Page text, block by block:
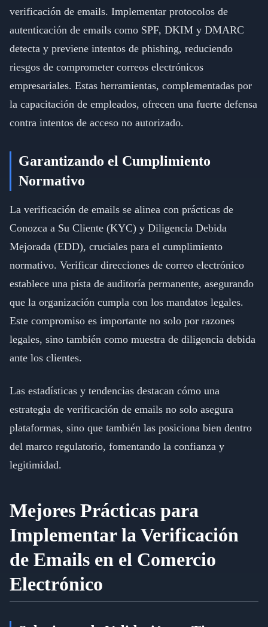
verificación de emails. Implementar protocolos de
autenticación de emails como SPF, DKIM y DMARC
detecta y previene intentos de phishing, reduciendo
riesgos de comprometer correos electrónicos
empresariales. Estas herramientas, complementadas por
la capacitación de empleados, ofrecen una fuerte defensa
contra intentos de acceso no autorizado.
Garantizando el Cumplimiento
Normativo
La verificación de emails se alinea con prácticas de
Conozca a Su Cliente (KYC) y Diligencia Debida
Mejorada (EDD), cruciales para el cumplimiento
normativo. Verificar direcciones de correo electrónico
establece una pista de auditoría permanente, asegurando
que la organización cumpla con los mandatos legales.
Este compromiso es importante no solo por razones
legales, sino también como muestra de diligencia debida
ante los clientes.
Las estadísticas y tendencias destacan cómo una
estrategia de verificación de emails no solo asegura
plataformas, sino que también las posiciona bien dentro
del marco regulatorio, fomentando la confianza y
legitimidad.
Mejores Prácticas para
Implementar la Verificación
de Emails en el Comercio
Electrónico